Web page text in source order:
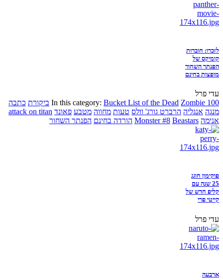
לזכרו: חוברות
קומיקס של
הפנתר השחור
מופצות בחינם
עדי פרל
In this category: Bucket List of the Dead Zombie 100 ביקורת כתבה
מנגה אנגליה הרברט גורג' וולס טעות מחווה מטבע פאונד attack on titan
אנימה
Monster #8 Beastars הורדה בחינם הפנתר השחור
פוקימון חוגג
25 שנה עם
קליפ חדש של
קייטי פרי
עדי פרל
ארבעה